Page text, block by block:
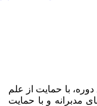
با حمایت از علم
مدبرانه و با حمایت